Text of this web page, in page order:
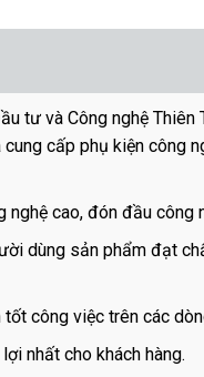
tư và Công nghệ
cấp phụ kiện công
cao, đón đầu công
dùng sản phẩm đạt
công việc trên các
nhất cho khách hàng.